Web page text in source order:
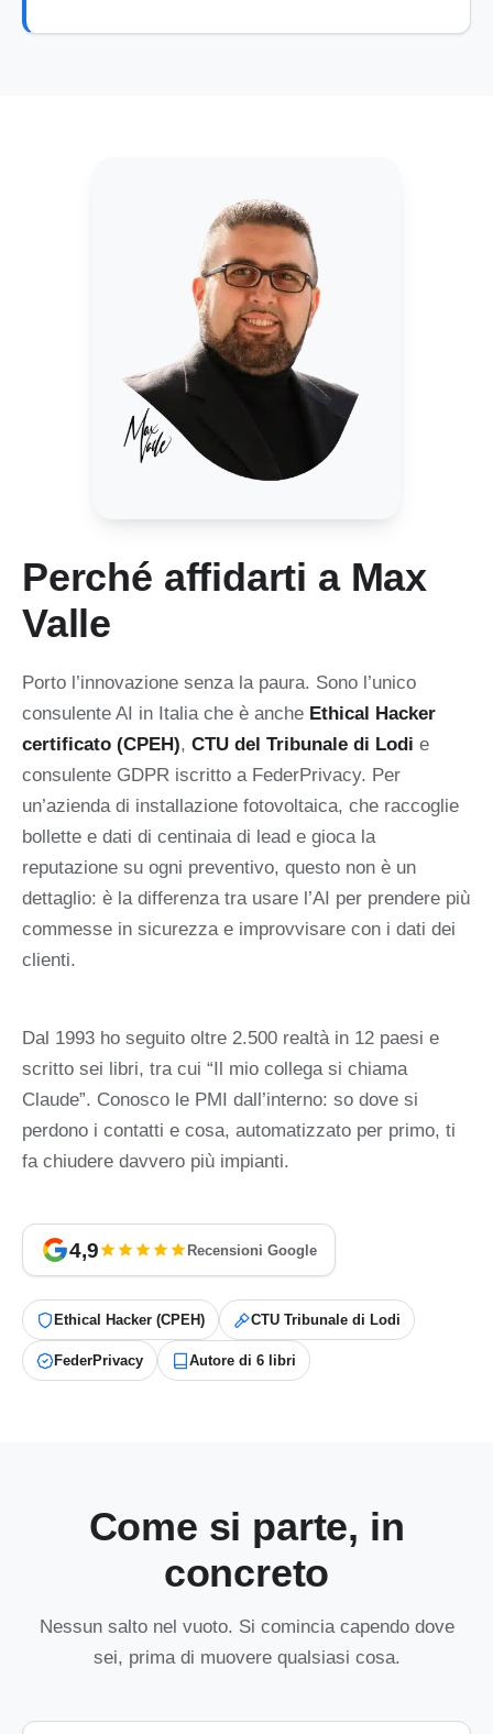
Perché affidarti a Max
Valle
Porto l’innovazione senza la paura. Sono l’unico
consulente AI in Italia che è anche Ethical Hacker
certificato (CPEH), CTU del Tribunale di Lodi e
consulente GDPR iscritto a FederPrivacy. Per
un’azienda di installazione fotovoltaica, che raccoglie
bollette e dati di centinaia di lead e gioca la
reputazione su ogni preventivo, questo non è un
dettaglio: è la differenza tra usare l’AI per prendere più
commesse in sicurezza e improvvisare con i dati dei
clienti.
Dal 1993 ho seguito oltre 2.500 realtà in 12 paesi e
scritto sei libri, tra cui “Il mio collega si chiama
Claude”. Conosco le PMI dall’interno: so dove si
perdono i contatti e cosa, automatizzato per primo, ti
fa chiudere davvero più impianti.
4,9 Recensioni Google
Ethical Hacker (CPEH) CTU Tribunale di Lodi
FederPrivacy Autore di 6 libri
Come si parte, in
concreto
Nessun salto nel vuoto. Si comincia capendo dove
sei, prima di muovere qualsiasi cosa.